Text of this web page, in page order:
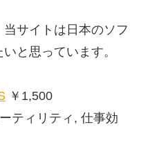
サイトは日本のソフ
と思っています。
￥1,500
ティリティ, 仕事効